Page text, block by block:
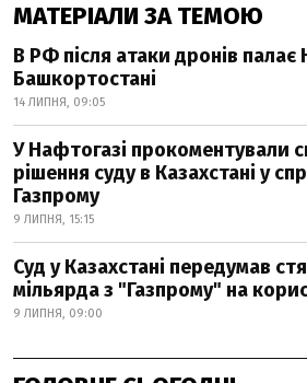
МАТЕРІАЛИ ЗА ТЕМОЮ
В РФ після атаки дронів
Башкортостані
14 ЛИПНЯ, 09:05
У Нафтогазі прокоментували
рішення суду в Казахстані у
Газпрому
9 ЛИПНЯ, 15:15
Суд у Казахстані передумав
мільярда з "Газпрому" на
9 ЛИПНЯ, 09:00